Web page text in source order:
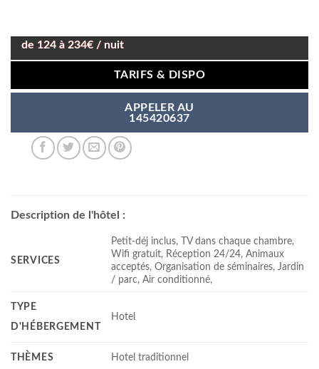
de 124 à 234€ / nuit
TARIFS & DISPO
APPELER AU
145420637
Description de l'hôtel :
SERVICES
Petit-déj inclus, TV dans chaque chambre,
Wifi gratuit, Réception 24/24, Animaux
acceptés, Organisation de séminaires, Jardin
/ parc, Air conditionné,
TYPE
D'HÉBERGEMENT
Hotel
THÈMES Hotel traditionnel